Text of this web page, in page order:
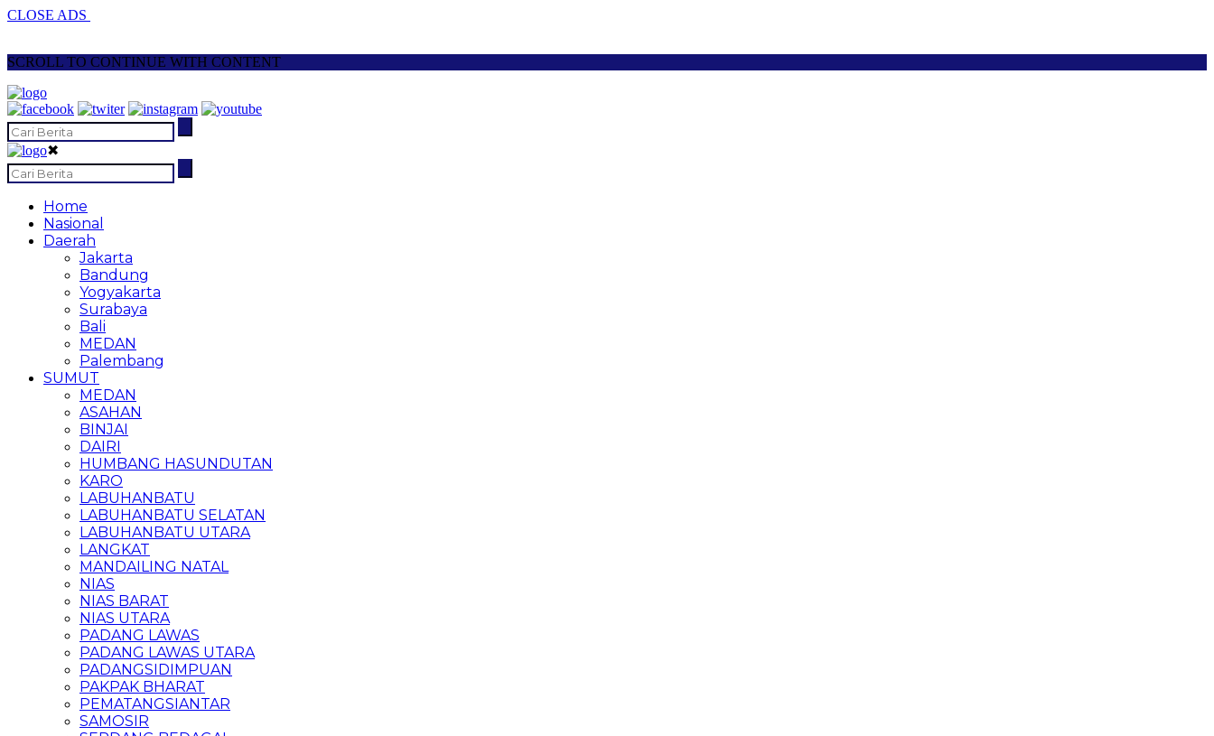
CLOSE ADS
SCROLL TO CONTINUE WITH CONTENT
✖
Home
Nasional
Daerah
Jakarta
Bandung
Yogyakarta
Surabaya
Bali
MEDAN
Palembang
SUMUT
MEDAN
ASAHAN
BINJAI
DAIRI
HUMBANG HASUNDUTAN
KARO
LABUHANBATU
LABUHANBATU SELATAN
LABUHANBATU UTARA
LANGKAT
MANDAILING NATAL
NIAS
NIAS BARAT
NIAS UTARA
PADANG LAWAS
PADANG LAWAS UTARA
PADANGSIDIMPUAN
PAKPAK BHARAT
PEMATANGSIANTAR
SAMOSIR